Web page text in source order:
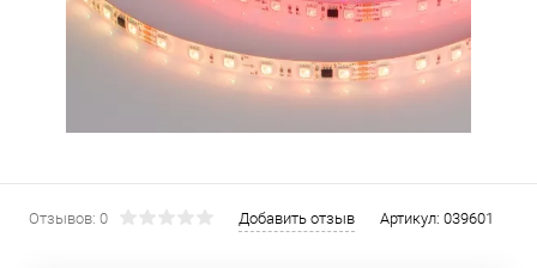
Отзывов: 0 Добавить отзыв Артикул: 039601